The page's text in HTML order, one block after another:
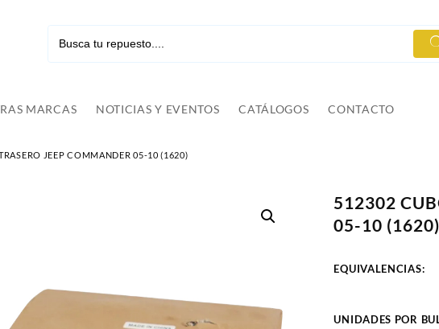
MARCAS NOTICIAS Y EVENTOS CATÁLOGOS CONTACTO
JEEP COMMANDER 05-10 (1620)
512302
05-10 (1620)
EQUIVALENCIAS:
UNIDADES POR